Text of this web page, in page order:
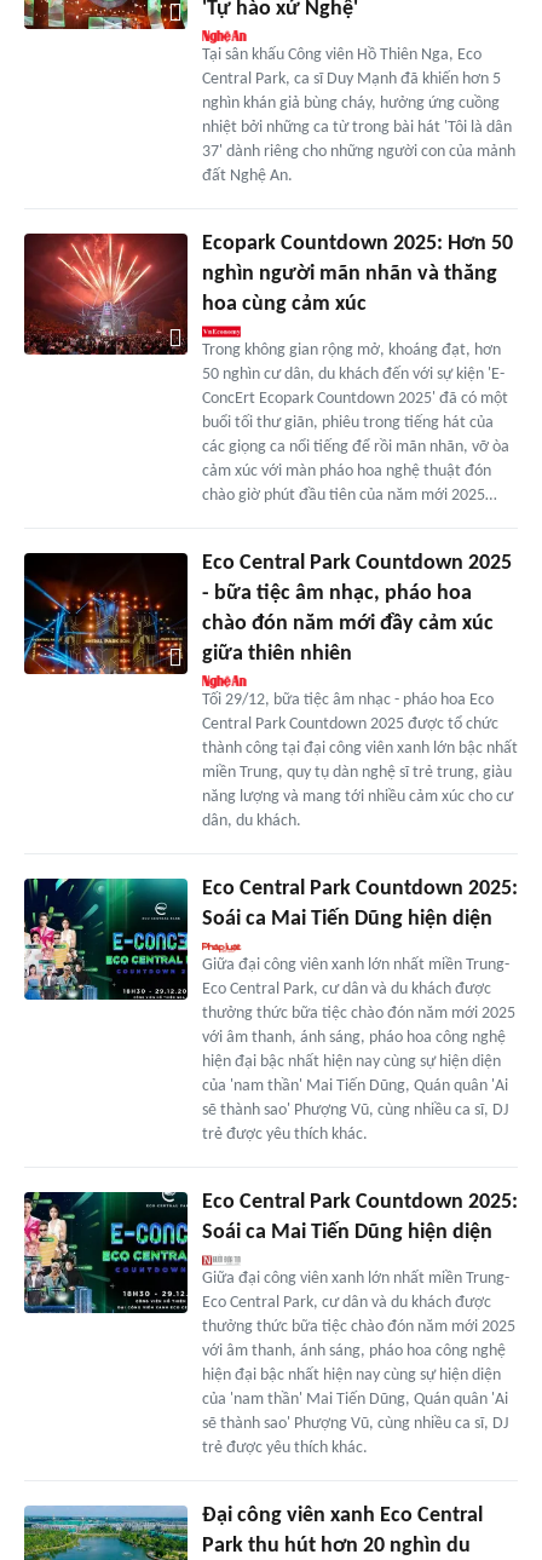
'Tự hào xứ Nghệ'
Tại sân khấu Công viên Hồ Thiên Nga, Eco
Central Park, ca sĩ Duy Mạnh đã khiến hơn 5
nghìn khán giả bùng cháy, hưởng ứng cuồng
nhiệt bởi những ca từ trong bài hát 'Tôi là dân
37' dành riêng cho những người con của mảnh
đất Nghệ An.
Ecopark Countdown 2025: Hơn 50
nghìn người mãn nhãn và thăng
hoa cùng cảm xúc
Trong không gian rộng mở, khoáng đạt, hơn
50 nghìn cư dân, du khách đến với sự kiện 'E-
ConcErt Ecopark Countdown 2025' đã có một
buổi tối thư giãn, phiêu trong tiếng hát của
các giọng ca nổi tiếng để rồi mãn nhãn, vỡ òa
cảm xúc với màn pháo hoa nghệ thuật đón
chào giờ phút đầu tiên của năm mới 2025…
Eco Central Park Countdown 2025
- bữa tiệc âm nhạc, pháo hoa
chào đón năm mới đầy cảm xúc
giữa thiên nhiên
Tối 29/12, bữa tiệc âm nhạc - pháo hoa Eco
Central Park Countdown 2025 được tổ chức
thành công tại đại công viên xanh lớn bậc nhất
miền Trung, quy tụ dàn nghệ sĩ trẻ trung, giàu
năng lượng và mang tới nhiều cảm xúc cho cư
dân, du khách.
Eco Central Park Countdown 2025:
Soái ca Mai Tiến Dũng hiện diện
Giữa đại công viên xanh lớn nhất miền Trung-
Eco Central Park, cư dân và du khách được
thưởng thức bữa tiệc chào đón năm mới 2025
với âm thanh, ánh sáng, pháo hoa công nghệ
hiện đại bậc nhất hiện nay cùng sự hiện diện
của 'nam thần' Mai Tiến Dũng, Quán quân 'Ai
sẽ thành sao' Phượng Vũ, cùng nhiều ca sĩ, DJ
trẻ được yêu thích khác.
Eco Central Park Countdown 2025:
Soái ca Mai Tiến Dũng hiện diện
Giữa đại công viên xanh lớn nhất miền Trung-
Eco Central Park, cư dân và du khách được
thưởng thức bữa tiệc chào đón năm mới 2025
với âm thanh, ánh sáng, pháo hoa công nghệ
hiện đại bậc nhất hiện nay cùng sự hiện diện
của 'nam thần' Mai Tiến Dũng, Quán quân 'Ai
sẽ thành sao' Phượng Vũ, cùng nhiều ca sĩ, DJ
trẻ được yêu thích khác.
Đại công viên xanh Eco Central
Park thu hút hơn 20 nghìn du